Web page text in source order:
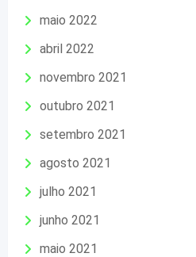
maio 2022
abril 2022
novembro 2021
outubro 2021
setembro 2021
agosto 2021
julho 2021
junho 2021
maio 2021